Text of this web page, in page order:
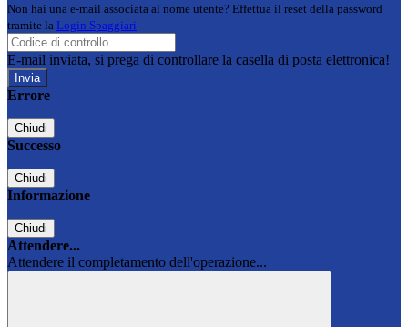
Non hai una e-mail associata al nome utente? Effettua il reset della password
tramite la Login Spaggiari
E-mail inviata, si prega di controllare la casella di posta elettronica!
Errore
Chiudi
Successo
Chiudi
Informazione
Chiudi
Attendere...
Attendere il completamento dell'operazione...